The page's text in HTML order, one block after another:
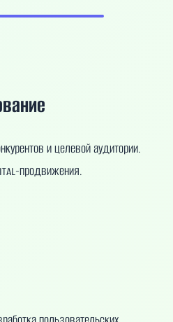
и целевой аудитории.
продвижения.